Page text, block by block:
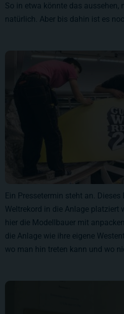
So in etwa könnte das aussehen,
natürlich. Aber bis dahin ist es
Ein Pressetermin steht an.
Weltrekord in die Anlage platziert
hier die Modellbauer mit
die Anlage wie ihre eigene
wo man hin treten kann und wo